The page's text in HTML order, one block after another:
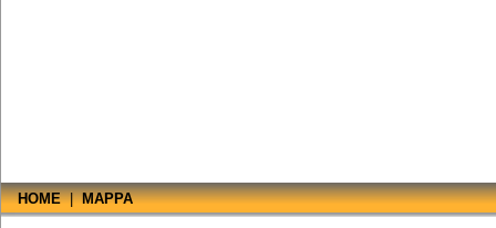
HOME|MAPPA